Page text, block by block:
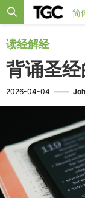
简
读经解经
背诵圣
2026-04-04 ——